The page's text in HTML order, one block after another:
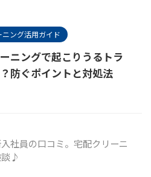
ング活用ガイド
ニングで起こりうるトラ
防ぐポイントと対処法
社員の口コミ。宅配クリーニ
談♪